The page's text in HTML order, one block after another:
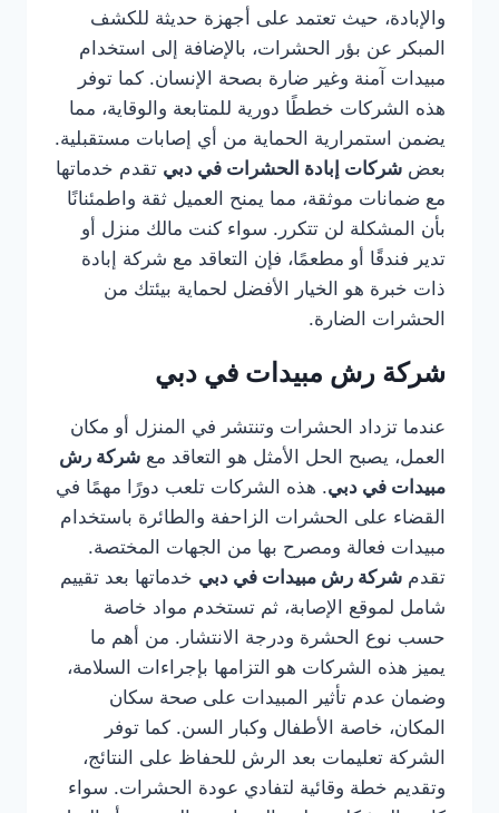
والإبادة، حيث تعتمد على أجهزة حديثة للكشف
المبكر عن بؤر الحشرات، بالإضافة إلى استخدام
مبيدات آمنة وغير ضارة بصحة الإنسان. كما توفر
هذه الشركات خططًا دورية للمتابعة والوقاية، مما
يضمن استمرارية الحماية من أي إصابات مستقبلية.
بعض شركات إبادة الحشرات في دبي تقدم خدماتها
مع ضمانات موثقة، مما يمنح العميل ثقة واطمئنانًا
بأن المشكلة لن تتكرر. سواء كنت مالك منزل أو
تدير فندقًا أو مطعمًا، فإن التعاقد مع شركة إبادة
ذات خبرة هو الخيار الأفضل لحماية بيئتك من
الحشرات الضارة.
شركة رش مبيدات في دبي
عندما تزداد الحشرات وتنتشر في المنزل أو مكان
العمل، يصبح الحل الأمثل هو التعاقد مع شركة رش
مبيدات في دبي. هذه الشركات تلعب دورًا مهمًا في
القضاء على الحشرات الزاحفة والطائرة باستخدام
مبيدات فعالة ومصرح بها من الجهات المختصة.
تقدم شركة رش مبيدات في دبي خدماتها بعد تقييم
شامل لموقع الإصابة، ثم تستخدم مواد خاصة
حسب نوع الحشرة ودرجة الانتشار. من أهم ما
يميز هذه الشركات هو التزامها بإجراءات السلامة،
وضمان عدم تأثير المبيدات على صحة سكان
المكان، خاصة الأطفال وكبار السن. كما توفر
الشركة تعليمات بعد الرش للحفاظ على النتائج،
وتقديم خطة وقائية لتفادي عودة الحشرات. سواء